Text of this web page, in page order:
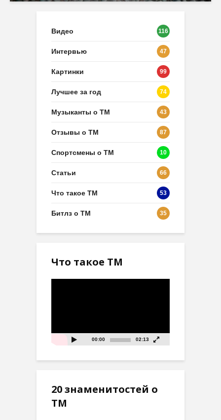
Видео 116
Интервью 47
Картинки 99
Лучшее за год 74
Музыканты о ТМ 43
Отзывы о ТМ 87
Спортсмены о ТМ 10
Статьи 66
Что такое ТМ 53
Битлз о ТМ 35
Что такое ТМ
00:00 02:13
20 знаменитостей о
ТМ